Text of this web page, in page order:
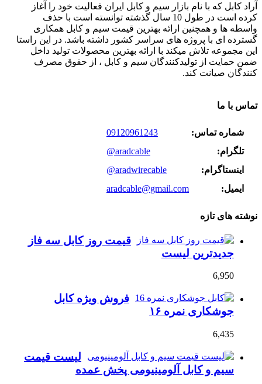
آراد کابل که با نام بازار سیم و کابل ایران فعالیت خود را آغاز
کرده است در طول 10 سال گذشته توانسته است با حذف
واسطه ها و همچنین ارائه بهترین قیمت سیم و کابل همکاری
گسترده ای با پروژه های سراسر کشور داشته باشد. در این راستا
این مجموعه تلاش میکند با ارائه بهترین محصولات تولید داخل
ضمن حمایت از تولیدکنندگان سیم و کابل ، از حقوق مصرف
کنندگان صیانت کند.
تماس با ما
شماره تماس:
09120961243
تلگرام:
@aradcable
اینستاگرام:
@aradwirecable
ایمیل:
aradcable@gmail.com
نوشته های تازه
قیمت روز کابل سه فاز
جدیدترین لیست
6,950
فروش ویژه کابل
جوشکاری نمره ۱۶
6,435
لیست قیمت
سیم و کابل آلومینیومی پخش عمده